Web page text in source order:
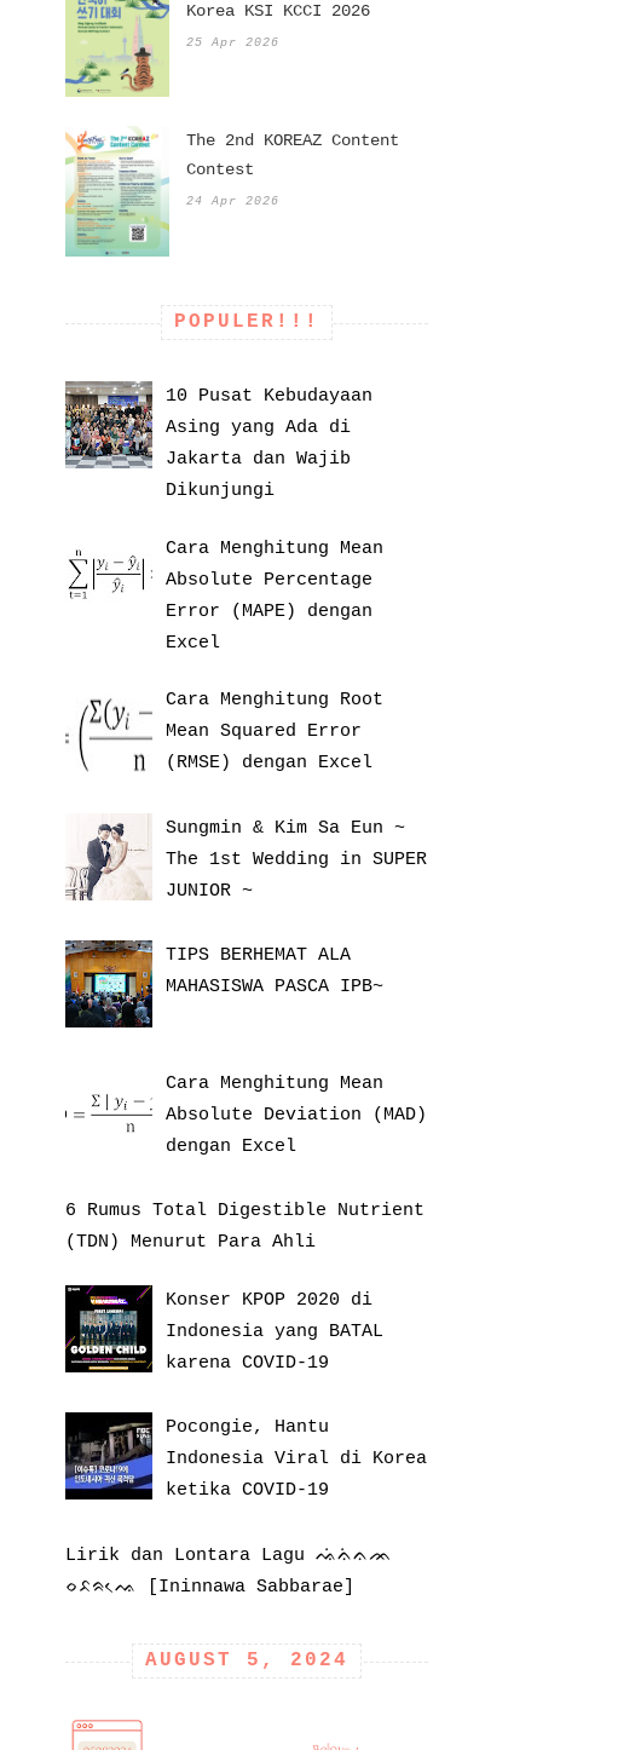
Korea KSI KCCI 2026
25 Apr 2026
The 2nd KOREAZ Content
Contest
24 Apr 2026
POPULER!!!
10 Pusat Kebudayaan
Asing yang Ada di
Jakarta dan Wajib
Dikunjungi
Cara Menghitung Mean
Absolute Percentage
Error (MAPE) dengan
Excel
Cara Menghitung Root
Mean Squared Error
(RMSE) dengan Excel
Sungmin & Kim Sa Eun ~
The 1st Wedding in SUPER
JUNIOR ~
TIPS BERHEMAT ALA
MAHASISWA PASCA IPB~
Cara Menghitung Mean
Absolute Deviation (MAD)
dengan Excel
6 Rumus Total Digestible Nutrient
(TDN) Menurut Para Ahli
Konser KPOP 2020 di
Indonesia yang BATAL
karena COVID-19
Pocongie, Hantu
Indonesia Viral di Korea
ketika COVID-19
Lirik dan Lontara Lagu ᨕᨗᨊᨗᨊᨏ
ᨔᨅᨑᨕᨙ [Ininnawa Sabbarae]
AUGUST 5, 2024